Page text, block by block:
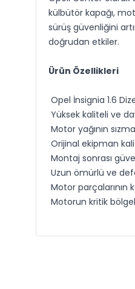
külbütör kapağı,
sürüş güvenliğini
doğrudan etkiler.
Ürün Özellikleri
Opel İnsignia 1.6
Yüksek kaliteli ve
Motor yağının
Orijinal ekipman
Montaj sonrası
Uzun ömürlü ve
Motor parçalarının
Motorun kritik